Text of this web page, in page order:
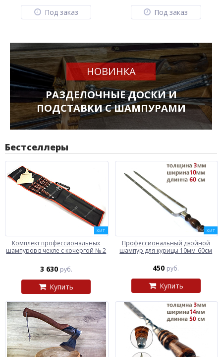
Под заказ Под заказ
НОВИНКА
РАЗДЕЛОЧНЫЕ ДОСКИ И
ПОДСТАВКИ С ШАМПУРАМИ
Бестселлеры
ХИТ
Комплект профессиональных
шампуров в чехле с кочергой № 2
3 630 руб.
Купить
ХИТ
Профессиональный двойной
шампур для курицы 10мм-60см
450 руб.
Купить